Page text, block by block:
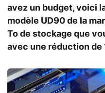
avez un budget, voici
modèle UD90 de la
To de stockage que
avec une réduction de